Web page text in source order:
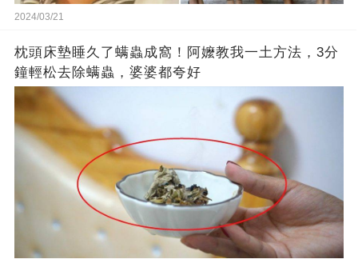
2024/03/21
枕頭床墊睡久了螨蟲成窩！阿嬤教我一土方法，3分
鐘輕松去除螨蟲，婆婆都夸好